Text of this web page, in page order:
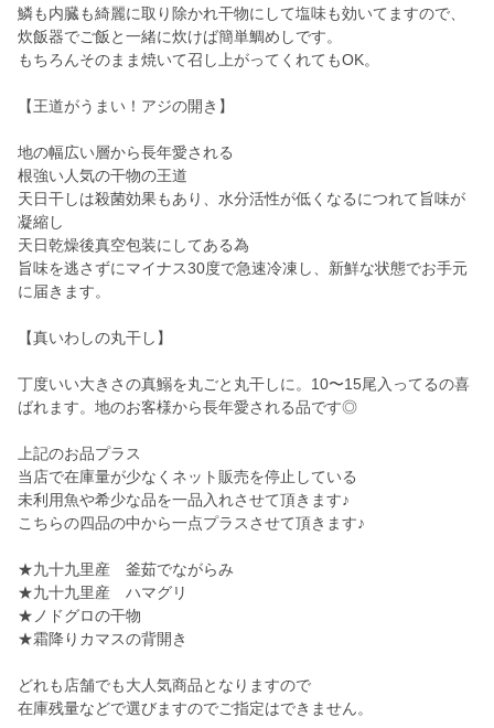
鱗も内臓も綺麗に取り除かれ干物にして塩味も効いてますので、
炊飯器でご飯と一緒に炊けば簡単鯛めしです。
もちろんそのまま焼いて召し上がってくれてもOK。
【王道がうまい！アジの開き】
地の幅広い層から長年愛される
根強い人気の干物の王道
天日干しは殺菌効果もあり、水分活性が低くなるにつれて旨味が
凝縮し
天日乾燥後真空包装にしてある為
旨味を逃さずにマイナス30度で急速冷凍し、新鮮な状態でお手元
に届きます。
【真いわしの丸干し】
丁度いい大きさの真鰯を丸ごと丸干しに。10〜15尾入ってるの喜
ばれます。地のお客様から長年愛される品です◎
上記のお品プラス
当店で在庫量が少なくネット販売を停止している
未利用魚や希少な品を一品入れさせて頂きます♪
こちらの四品の中から一点プラスさせて頂きます♪
★九十九里産 釜茹でながらみ
★九十九里産 ハマグリ
★ノドグロの干物
★霜降りカマスの背開き
どれも店舗でも大人気商品となりますので
在庫残量などで選びますのでご指定はできません。